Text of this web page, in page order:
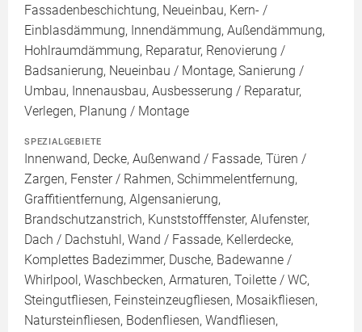
Fassadenbeschichtung, Neueinbau, Kern- /
Einblasdämmung, Innendämmung, Außendämmung,
Hohlraumdämmung, Reparatur, Renovierung /
Badsanierung, Neueinbau / Montage, Sanierung /
Umbau, Innenausbau, Ausbesserung / Reparatur,
Verlegen, Planung / Montage
SPEZIALGEBIETE
Innenwand, Decke, Außenwand / Fassade, Türen /
Zargen, Fenster / Rahmen, Schimmelentfernung,
Graffitientfernung, Algensanierung,
Brandschutzanstrich, Kunststofffenster, Alufenster,
Dach / Dachstuhl, Wand / Fassade, Kellerdecke,
Komplettes Badezimmer, Dusche, Badewanne /
Whirlpool, Waschbecken, Armaturen, Toilette / WC,
Steingutfliesen, Feinsteinzeugfliesen, Mosaikfliesen,
Natursteinfliesen, Bodenfliesen, Wandfliesen,